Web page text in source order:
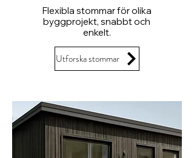
Flexibla stommar för olika
byggprojekt, snabbt och
enkelt.
Utforska stommar